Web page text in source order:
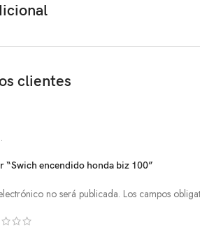
clientes
“Swich encendido honda biz 100”
no será publicada. Los campos